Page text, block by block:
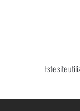
Este site